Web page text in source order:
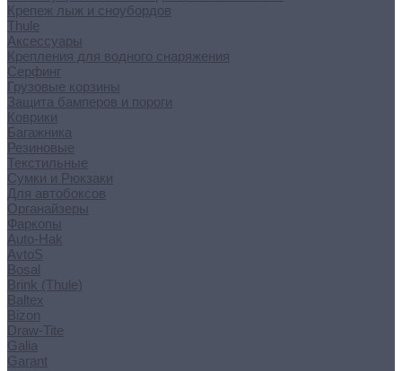
Крепеж лыж и сноубордов
Thule
Аксессуары
Крепления для водного снаряжения
Серфинг
Грузовые корзины
Защита бамперов и пороги
Коврики
Багажника
Резиновые
Текстильные
Сумки и Рюкзаки
Для автобоксов
Органайзеры
Фаркопы
Auto-Hak
AvtoS
Bosal
Brink (Thule)
Baltex
Bizon
Draw-Tite
Galia
Garant